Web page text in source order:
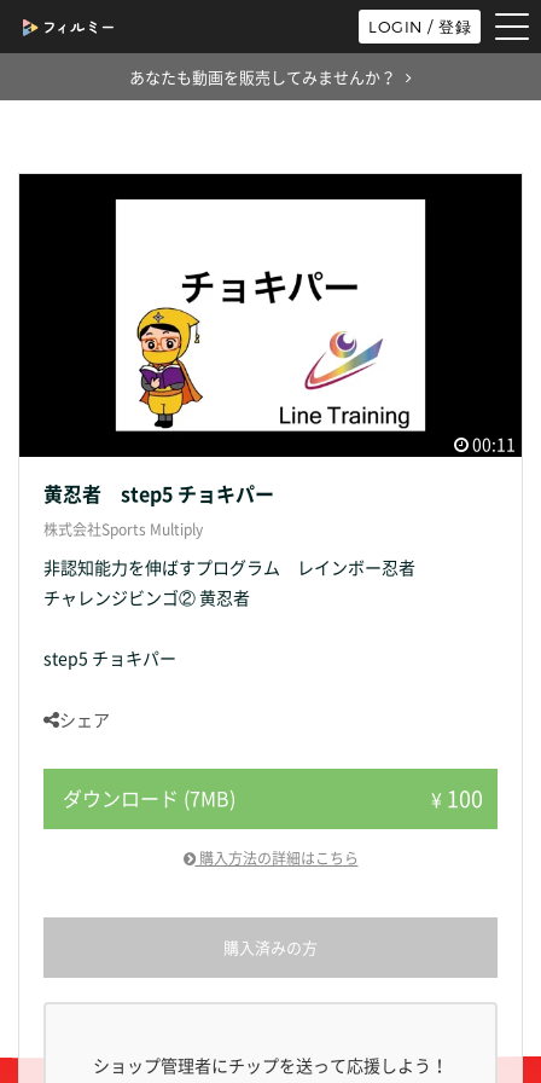
LOGIN / 登録
あなたも動画を販売してみませんか？
00:11
黄忍者 step5 チョキパー
株式会社Sports Multiply
非認知能力を伸ばすプログラム レインボー忍者
チャレンジビンゴ② 黄忍者
step5 チョキパー
シェア
ダウンロード (7MB) ¥ 100
購入方法の詳細はこちら
購入済みの方
ショップ管理者にチップを送って応援しよう！